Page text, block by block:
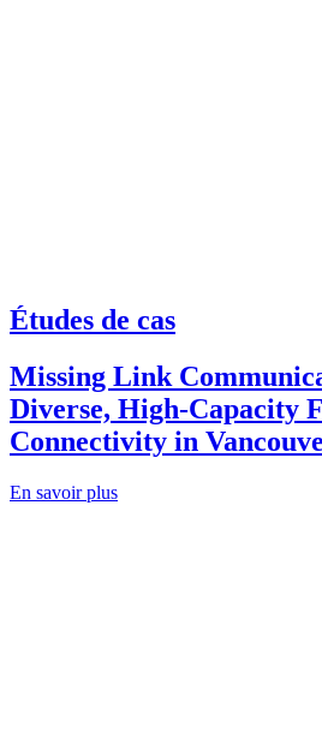
Études de cas
Missing Link
Diverse, High-Capacity
Connectivity in
En savoir plus